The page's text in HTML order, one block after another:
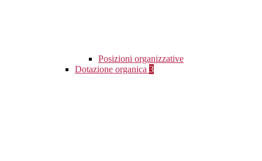
Posizioni organizzative
Dotazione organica 3